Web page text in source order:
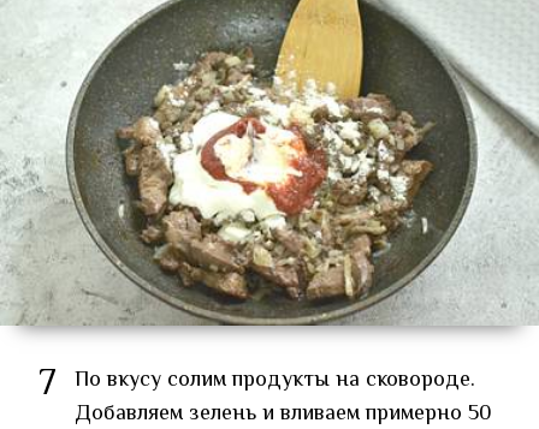
7 По вкусу солим продукты на сковороде.
Добавляем зелень и вливаем примерно 50